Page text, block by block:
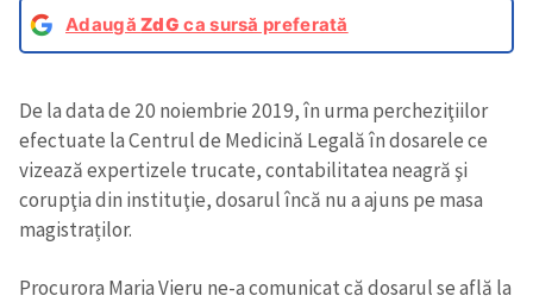
AdaugăZdG ca sursă preferată
De la data de 20 noiembrie 2019, în urma percheziţiilor
efectuate la Centrul de Medicină Legală în dosarele ce
vizează expertizele trucate, contabilitatea neagră şi
corupţia din instituţie, dosarul încă nu a ajuns pe masa
magistraților.
Procurora Maria Vieru ne-a comunicat că dosarul se află la